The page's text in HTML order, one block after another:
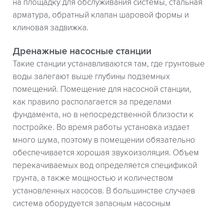
на площадку для обслуживания системы, стальная
арматура, обратный клапан шаровой формы и
клиновая задвижка.
Дренажные насосные станции
Такие станции устанавливаются там, где грунтовые
воды залегают выше глубины подземных
помещений. Помещение для насосной станции,
как правило располагается за пределами
фундамента, но в непосредственной близости к
постройке. Во время работы установка издает
много шума, поэтому в помещении обязательно
обеспечивается хорошая звукоизоляция. Объем
перекачиваемых вод определяется спецификой
грунта, а также мощностью и количеством
установленных насосов. В большинстве случаев
система оборудуется запасным насосным